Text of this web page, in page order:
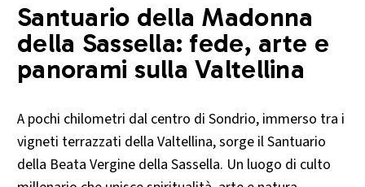
Santuario della Madonna
della Sassella: fede, arte e
panorami sulla Valtellina
A pochi chilometri dal centro di Sondrio, immerso tra i
vigneti terrazzati della Valtellina, sorge il Santuario
della Beata Vergine della Sassella. Un luogo di culto